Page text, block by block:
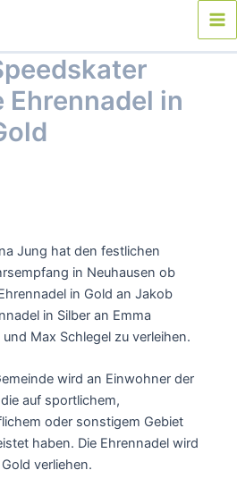
in
Jung hat den festlichen
in Neuhausen ob
in Gold an Jakob
in Silber an Emma
Max Schlegel zu verleihen.
wird an Einwohner der
auf sportlichem,
oder sonstigem Gebiet
haben. Die Ehrennadel wird
verliehen.